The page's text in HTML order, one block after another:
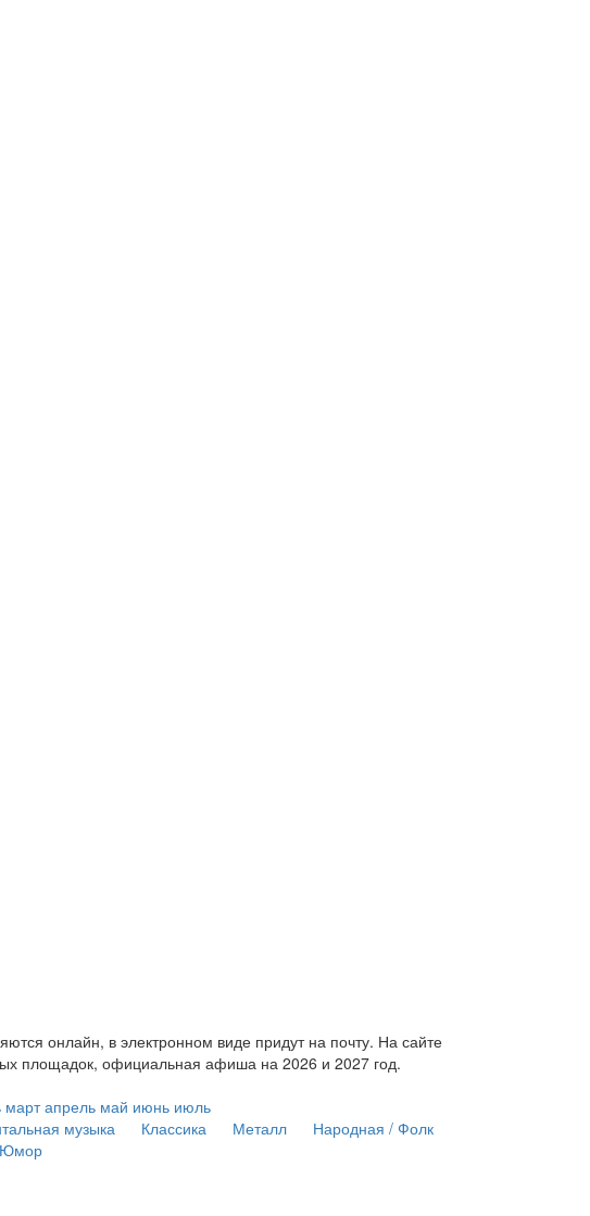
онлайн, в электронном виде придут на почту. На сайте
площадок, официальная афиша на 2026 и 2027 год.
март апрель май июнь июль
музыка Классика Металл
Народная / Фолк
Юмор